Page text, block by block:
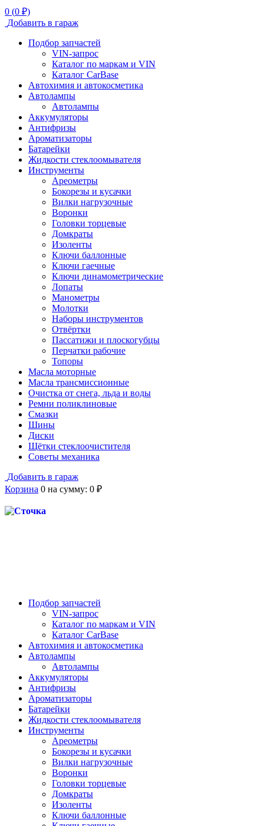
0 (0 ₽)
Добавить в гараж
Подбор запчастей
VIN-запрос
Каталог по маркам и VIN
Каталог CarBase
Автохимия и автокосметика
Автолампы
Автолампы
Аккумуляторы
Антифризы
Ароматизаторы
Батарейки
Жидкости стеклоомывателя
Инструменты
Ареометры
Бокорезы и кусачки
Вилки нагрузочные
Воронки
Головки торцевые
Домкраты
Изоленты
Ключи баллонные
Ключи гаечные
Ключи динамометрические
Лопаты
Манометры
Молотки
Наборы инструментов
Отвёртки
Пассатижи и плоскогубцы
Перчатки рабочие
Топоры
Масла моторные
Масла трансмиссионные
Очистка от снега, льда и воды
Ремни поликлиновые
Смазки
Шины
Диски
Щётки стеклоочистителя
Советы механика
Добавить в гараж
Корзина 0 на сумму: 0 ₽
Подбор запчастей
VIN-запрос
Каталог по маркам и VIN
Каталог CarBase
Автохимия и автокосметика
Автолампы
Автолампы
Аккумуляторы
Антифризы
Ароматизаторы
Батарейки
Жидкости стеклоомывателя
Инструменты
Ареометры
Бокорезы и кусачки
Вилки нагрузочные
Воронки
Головки торцевые
Домкраты
Изоленты
Ключи баллонные